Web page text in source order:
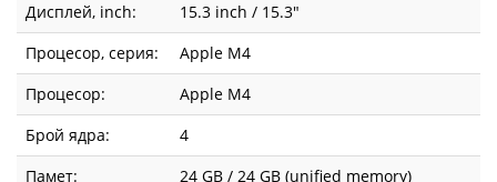
Дисплей, inch:
15.3 inch / 15.3"
Процесор, серия:
Apple M4
Процесор:
Apple M4
Брой ядра:
4
Памет:
24 GB / 24 GB (unified memory)